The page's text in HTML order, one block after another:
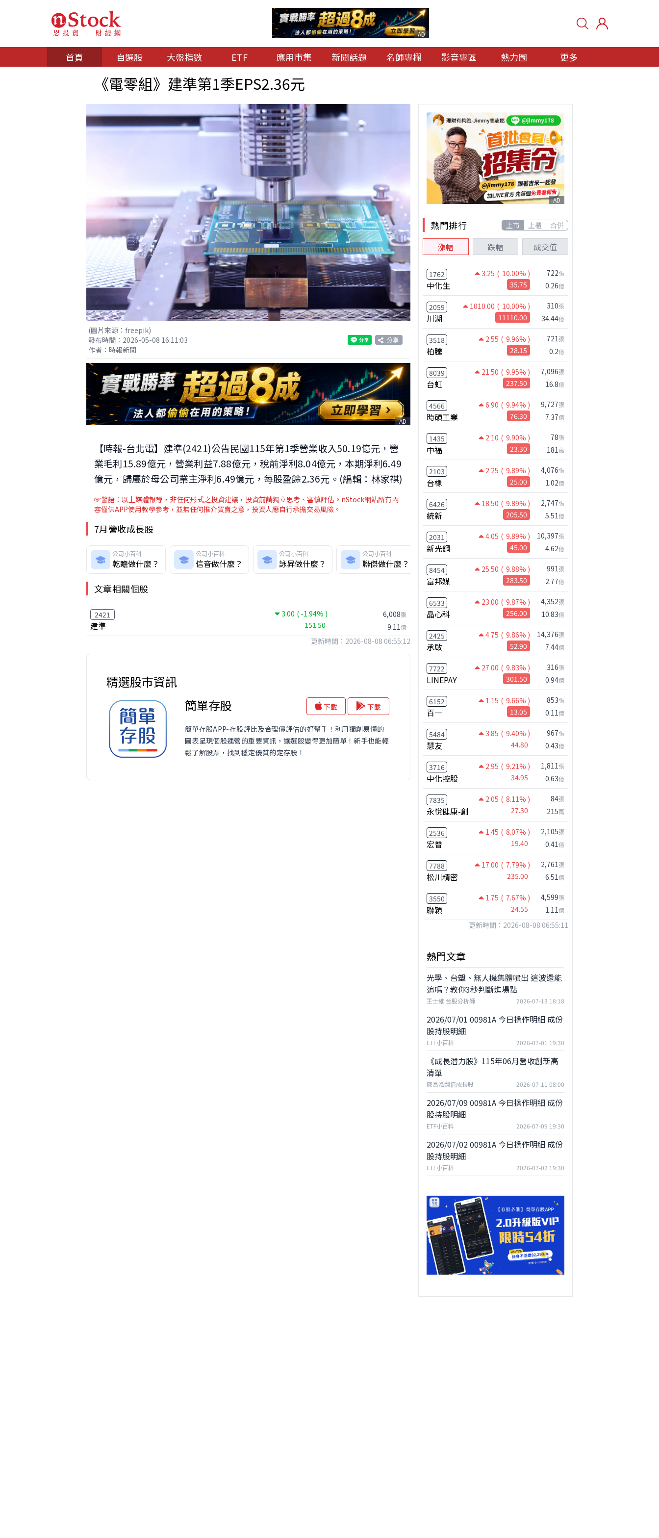
AD
首頁 自選股 大盤指數 ETF 應用市集 新聞話題 名師專欄 影音專區 熱力圖 更多
《電零組》建準第1季EPS2.36元
(圖片來源：freepik)
發布時間：2026-05-08 16:11:03
分享
作者：時報新聞
AD
【時報-台北電】建準(2421)公告民國115年第1季營業收入50.19億元，營
業毛利15.89億元，營業利益7.88億元，稅前淨利8.04億元，本期淨利6.49
億元，歸屬於母公司業主淨利6.49億元，每股盈餘2.36元。(編輯：林家祺)
☞警語：以上媒體報導，非任何形式之投資建議，投資前請獨立思考、審慎評估。nStock網站所有內
容僅供APP使用教學參考，並無任何推介買賣之意，投資人應自行承擔交易風險。
7月營收成長股
公司小百科
乾瞻做什麼？
公司小百科
信音做什麼？
公司小百科
詠昇做什麼？
公司小百科
聯傑做什麼？
公司小百科
AES-KY做什麼？
文章相關個股
2421 3.00 ( -1.94% )
建準 151.50
6,008張
9.11億
更新時間：2026-08-08 06:55:12
精選股市資訊
簡單存股
下載 下載
簡單存股APP-存股評比及合理價評估的好幫手！利用獨創易懂的
圖表呈現個股運營的重要資訊，讓選股變得更加簡單！新手也能輕
鬆了解股票，找到穩定優質的定存股！
AD
熱門排行 上市 上櫃 合併
漲幅 跌幅 成交值
1762 3.25 ( 10.00% )
中化生 35.75
722張
0.26億
2059 1010.00 ( 10.00% )
川湖 11110.00
310張
34.44億
3518 2.55 ( 9.96% )
柏騰 28.15
721張
0.2億
8039 21.50 ( 9.95% )
台虹 237.50
7,096張
16.8億
4566 6.90 ( 9.94% )
時碩工業 76.30
9,727張
7.37億
1435 2.10 ( 9.90% )
中福 23.30
78張
181萬
2103 2.25 ( 9.89% )
台橡 25.00
4,076張
1.02億
6426 18.50 ( 9.89% )
統新 205.50
2,747張
5.51億
2031 4.05 ( 9.89% )
新光鋼 45.00
10,397張
4.62億
8454 25.50 ( 9.88% )
富邦媒 283.50
991張
2.77億
6533 23.00 ( 9.87% )
晶心科 256.00
4,352張
10.83億
2425 4.75 ( 9.86% )
承啟 52.90
14,376張
7.44億
7722 27.00 ( 9.83% )
LINEPAY 301.50
316張
0.94億
6152 1.15 ( 9.66% )
百一 13.05
853張
0.11億
5484 3.85 ( 9.40% )
慧友 44.80
967張
0.43億
3716 2.95 ( 9.21% )
中化控股 34.95
1,811張
0.63億
7835 2.05 ( 8.11% )
永悅健康-創 27.30
84張
215萬
2536 1.45 ( 8.07% )
宏普 19.40
2,105張
0.41億
7788 17.00 ( 7.79% )
松川精密 235.00
2,761張
6.51億
3550 1.75 ( 7.67% )
聯穎 24.55
4,599張
1.11億
更新時間：2026-08-08 06:55:11
熱門文章
光學、台塑、無人機集體噴出 這波還能
追嗎？教你3秒判斷進場點
王士維 台股分析師 2026-07-13 18:18
2026/07/01 00981A 今日操作明細 成份
股持股明細
ETF小百科 2026-07-01 19:30
《成長潛力股》115年06月營收創新高
清單
陳喬泓翻倍成長股 2026-07-11 08:00
2026/07/09 00981A 今日操作明細 成份
股持股明細
ETF小百科 2026-07-09 19:30
2026/07/02 00981A 今日操作明細 成份
股持股明細
ETF小百科 2026-07-02 19:30